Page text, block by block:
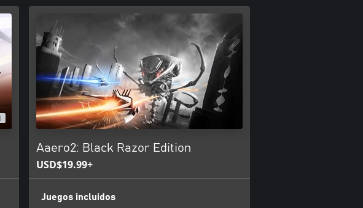
Aaero2: Black Razor Edition
USD$19.99+
Juegos incluidos